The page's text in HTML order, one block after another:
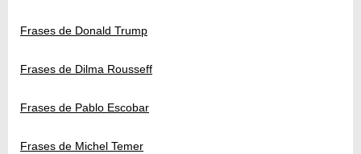
Frases de Donald Trump
Frases de Dilma Rousseff
Frases de Pablo Escobar
Frases de Michel Temer